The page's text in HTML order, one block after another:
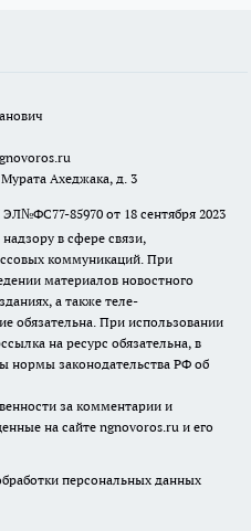
Ахеджака, д. 3
ЭЛ№ФС77-85970 от 18 сентября 2023
в сфере связи,
коммуникаций. При
материалов новостного
а также теле-
обязательна. При использовании
на ресурс обязательна, в
нормы законодательства РФ об
за комментарии и
на сайте ngnovoros.ru и его
персональных данных